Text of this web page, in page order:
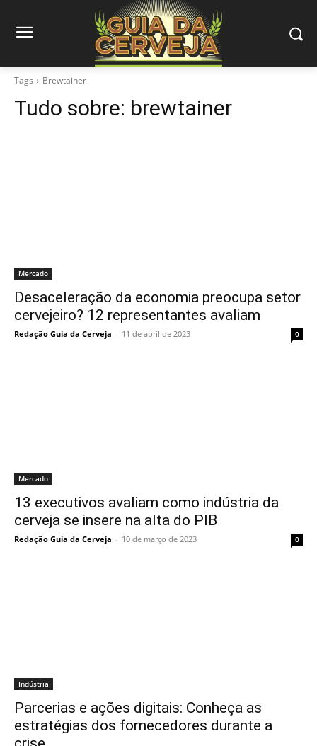
Tags Brewtainer
Tudo sobre: brewtainer
Mercado
Desaceleração da economia preocupa setor
cervejeiro? 12 representantes avaliam
Redação Guia da Cerveja - 11 de abril de 2023 0
Mercado
13 executivos avaliam como indústria da
cerveja se insere na alta do PIB
Redação Guia da Cerveja - 10 de março de 2023 0
Indústria
Parcerias e ações digitais: Conheça as
estratégias dos fornecedores durante a